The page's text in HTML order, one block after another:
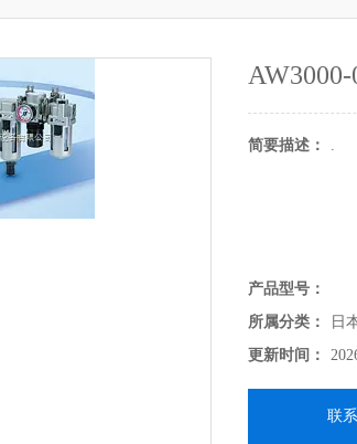
简要描述： .
产品型号：
所属分类：
日
更新时间：
联